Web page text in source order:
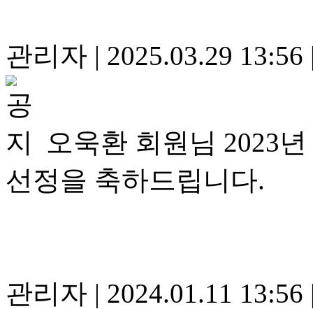
관리자 | 2025.03.29 13:56
오욱환 회원님 2023
선정을 축하드립니다.
관리자 | 2024.01.11 13:56